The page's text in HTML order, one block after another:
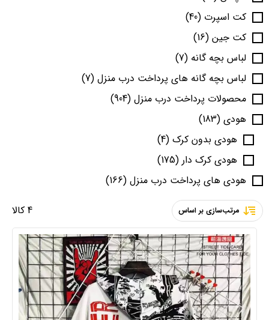
کت اسپرت (40)
کت جین (16)
لباس بچه گانه (7)
لباس بچه گانه های پرداخت درب منزل (7)
محصولات پرداخت درب منزل (904)
هودی (183)
هودی بدون کرک (4)
هودی کرک دار (175)
هودی های پرداخت درب منزل (166)
4 کالا
مرتب‌سازی بر اساس